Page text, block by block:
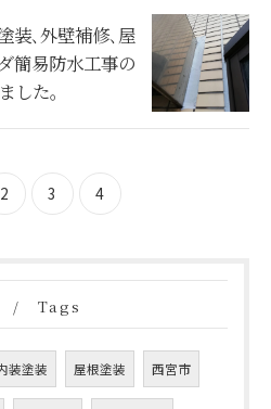
装､外壁補修､屋
簡易防水工事の
した。
2 3 4
Tags
装塗装 屋根塗装 西宮市